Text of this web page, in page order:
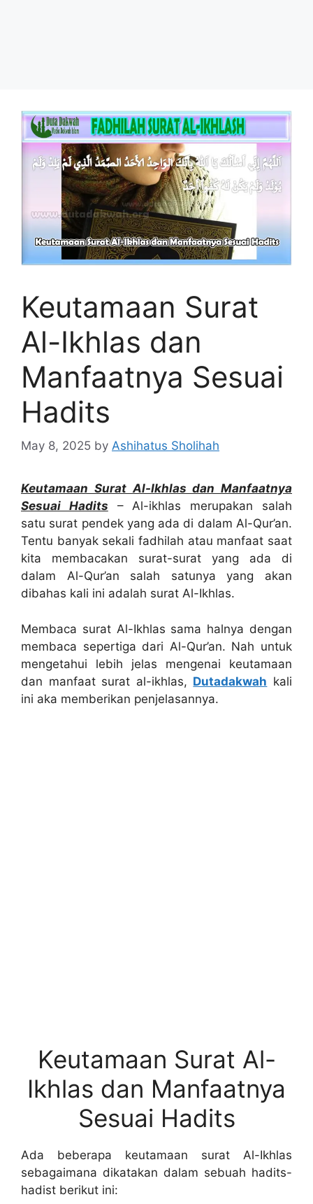
Keutamaan Surat
Al-Ikhlas dan
Manfaatnya Sesuai
Hadits
May 8, 2025 by Ashihatus Sholihah
Keutamaan Surat Al-Ikhlas dan Manfaatnya
Sesuai Hadits – Al-ikhlas merupakan salah
satu surat pendek yang ada di dalam Al-Qur’an.
Tentu banyak sekali fadhilah atau manfaat saat
kita membacakan surat-surat yang ada di
dalam Al-Qur’an salah satunya yang akan
dibahas kali ini adalah surat Al-Ikhlas.
Membaca surat Al-Ikhlas sama halnya dengan
membaca sepertiga dari Al-Qur’an. Nah untuk
mengetahui lebih jelas mengenai keutamaan
dan manfaat surat al-ikhlas, Dutadakwah kali
ini aka memberikan penjelasannya.
Keutamaan Surat Al-
Ikhlas dan Manfaatnya
Sesuai Hadits
Ada beberapa keutamaan surat Al-Ikhlas
sebagaimana dikatakan dalam sebuah hadits-
hadist berikut ini: